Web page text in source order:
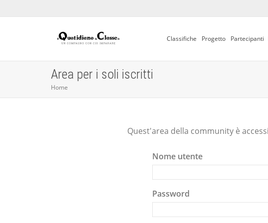
Classifiche Progetto Partecipanti
Area per i soli iscritti
Home
Quest'area della community è
Nome utente
Password